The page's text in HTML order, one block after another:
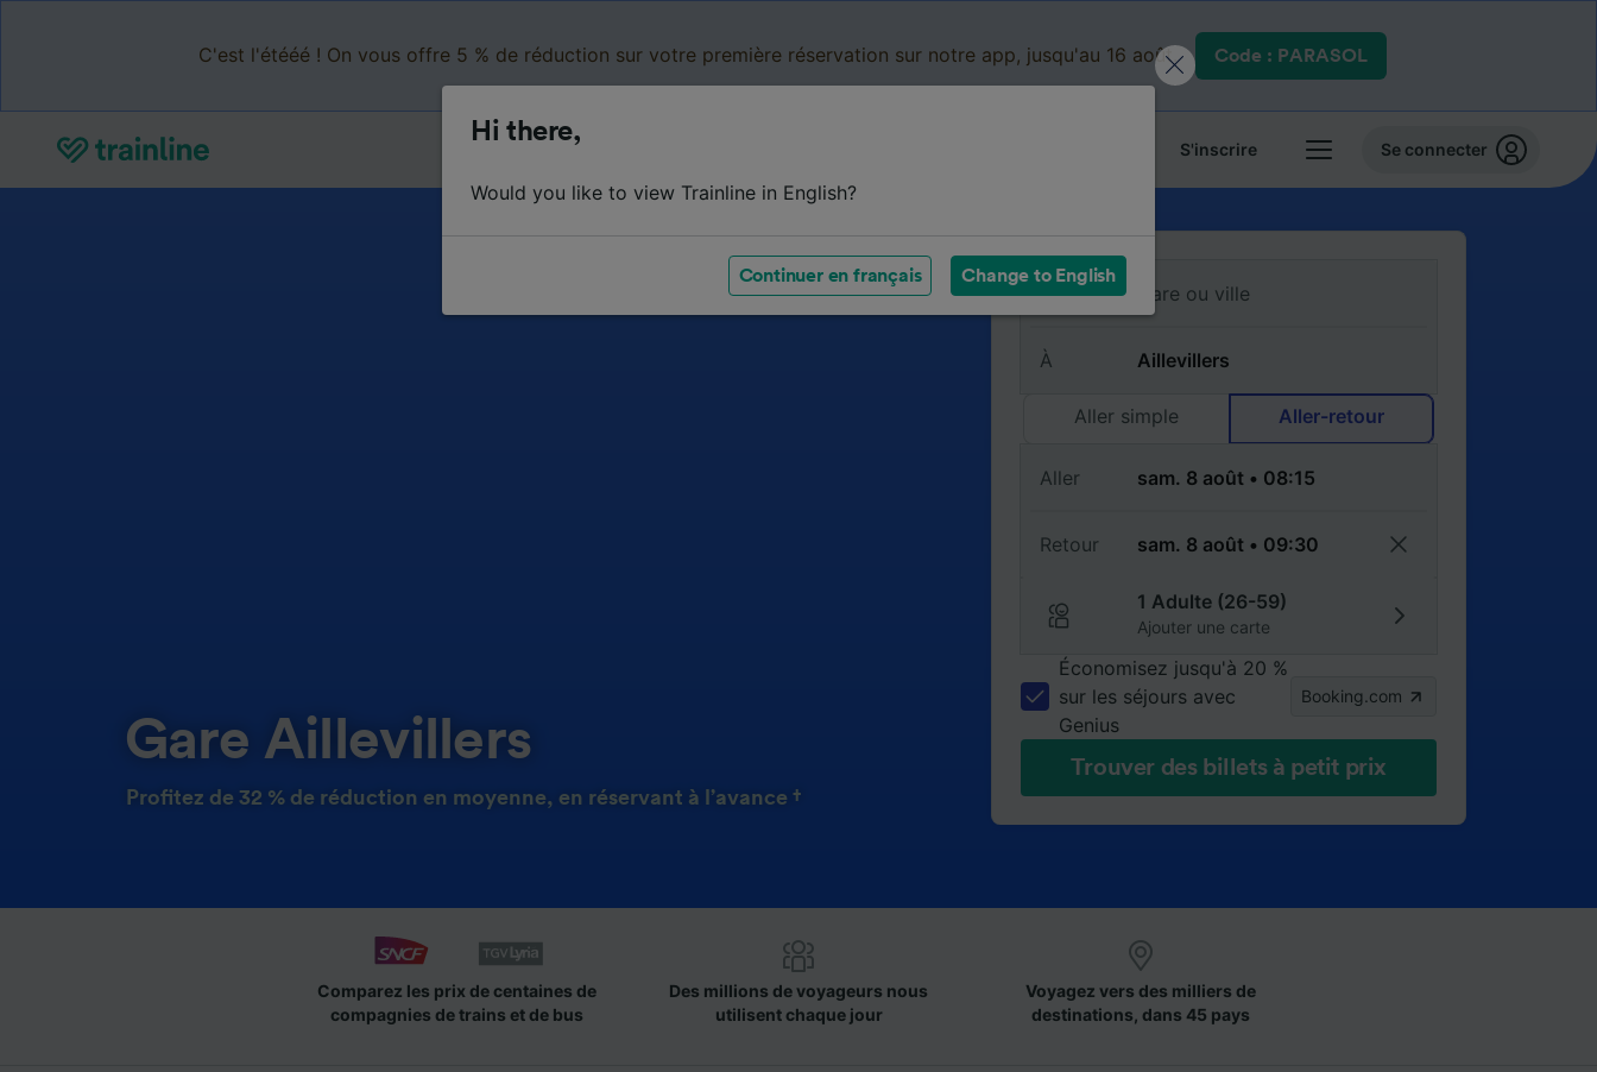
C'est l'étééé ! On vous offre 5 % de réduction sur votre première réservation sur notre app, jusqu'au 16 août. Code : PARASOL
S'inscrire Se connecter
Gare Aillevillers
Profitez de 32 % de réduction en moyenne, en réservant à l’avance †
De
À
Aller simple Aller-retour
Aller
Retour
1 Adulte (26-59)
Ajouter une carte
Économisez jusqu'à 20 %
sur les séjours avec
Genius
Booking.com
Trouver des billets à petit prix
Comparez les prix de centaines de
compagnies de trains et de bus
Des millions de voyageurs nous
utilisent chaque jour
Voyagez vers des milliers de
destinations, dans 45 pays
Hi there,
Would you like to view Trainline in English?
Continuer en français Change to English